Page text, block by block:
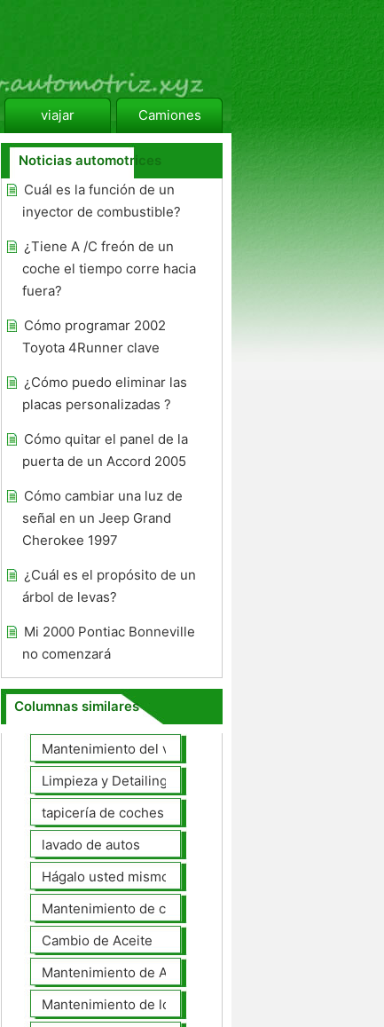
viajar Camiones
Noticias automotrices
Cuál es la función de un
inyector de combustible?
¿Tiene A /C freón de un
coche el tiempo corre hacia
fuera?
Cómo programar 2002
Toyota 4Runner clave
¿Cómo puedo eliminar las
placas personalizadas ?
Cómo quitar el panel de la
puerta de un Accord 2005
Cómo cambiar una luz de
señal en un Jeep Grand
Cherokee 1997
¿Cuál es el propósito de un
árbol de levas?
Mi 2000 Pontiac Bonneville
no comenzará
Columnas similares
Mantenimiento del vehículo
Limpieza y Detailing
tapicería de coches
lavado de autos
Hágalo usted mismo Mantenimiento de Automotores
Mantenimiento de coches General
Cambio de Aceite
Mantenimiento de Automotores Profesional
Mantenimiento de los neumáticos